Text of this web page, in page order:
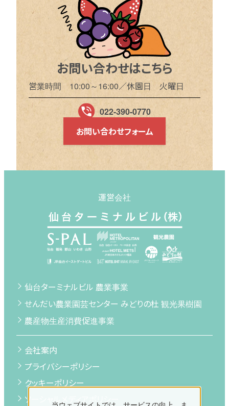
お問い合わせはこちら
営業時間 10:00～16:00／休園日 火曜日
022-390-0770
お問い合わせフォーム
運営会社
仙台ターミナルビル 農業事業
せんだい農業園芸センター みどりの杜 観光果樹園
農産物生産消費促進事業
会社案内
プライバシーポリシー
クッキーポリシー
ソーシャルメディアポリシー